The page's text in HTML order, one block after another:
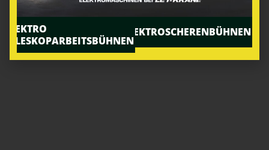
ELEKTRO
TELESKOPARBEITSBÜHNEN
ELEKTROSCHERENBÜHNEN